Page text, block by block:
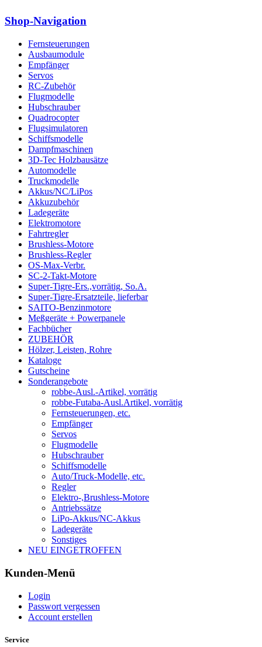
Shop-Navigation
Fernsteuerungen
Ausbaumodule
Empfänger
Servos
RC-Zubehör
Flugmodelle
Hubschrauber
Quadrocopter
Flugsimulatoren
Schiffsmodelle
Dampfmaschinen
3D-Tec Holzbausätze
Automodelle
Truckmodelle
Akkus/NC/LiPos
Akkuzubehör
Ladegeräte
Elektromotore
Fahrtregler
Brushless-Motore
Brushless-Regler
OS-Max-Verbr.
SC-2-Takt-Motore
Super-Tigre-Ers.,vorrätig, So.A.
Super-Tigre-Ersatzteile, lieferbar
SAITO-Benzinmotore
Meßgeräte + Powerpanele
Fachbücher
ZUBEHÖR
Hölzer, Leisten, Rohre
Kataloge
Gutscheine
Sonderangebote
robbe-Ausl.-Artikel, vorrätig
robbe-Futaba-Ausl.Artikel, vorrätig
Fernsteuerungen, etc.
Empfänger
Servos
Flugmodelle
Hubschrauber
Schiffsmodelle
Auto/Truck-Modelle, etc.
Regler
Elektro-,Brushless-Motore
Antriebssätze
LiPo-Akkus/NC-Akkus
Ladegeräte
Sonstiges
NEU EINGETROFFEN
Kunden-Menü
Login
Passwort vergessen
Account erstellen
Service